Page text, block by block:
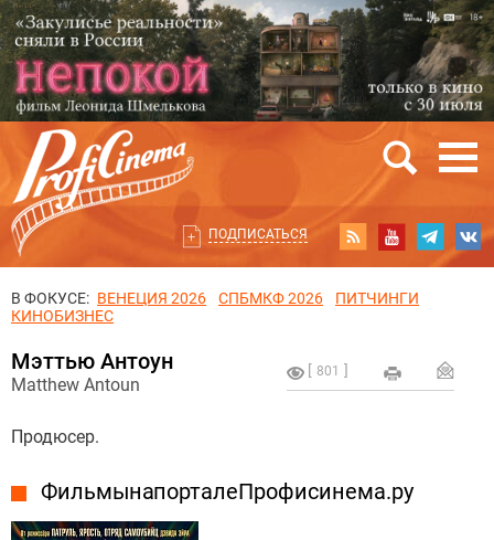
ПОДПИСАТЬСЯ
В ФОКУСЕ: ВЕНЕЦИЯ 2026 СПБМКФ 2026
ПИТЧИНГИ
КИНОБИЗНЕС
801
Мэттью Антоун
Matthew Antoun
Продюсер.
Фильмы на портале Профисинема.ру